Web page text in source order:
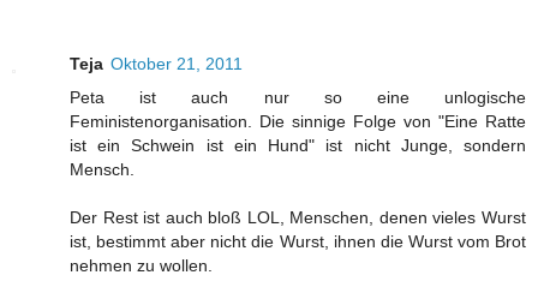
Teja Oktober 21, 2011
Peta ist auch nur so eine unlogische
Feministenorganisation. Die sinnige Folge von "Eine Ratte
ist ein Schwein ist ein Hund" ist nicht Junge, sondern
Mensch.
Der Rest ist auch bloß LOL, Menschen, denen vieles Wurst
ist, bestimmt aber nicht die Wurst, ihnen die Wurst vom Brot
nehmen zu wollen.